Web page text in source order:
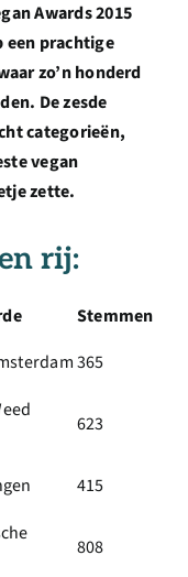
Awards 2015
een prachtige
zo’n honderd
De zesde
categorieën,
vegan
zette.
rij:
Stemmen
365
623
415
808